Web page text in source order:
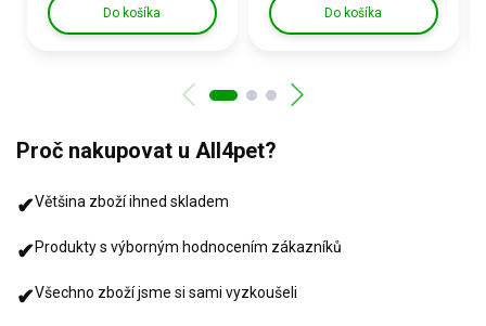
Do košíka Do košíka
Proč nakupovat u All4pet?
✔Většina zboží ihned skladem
✔Produkty s výborným hodnocením zákazníků
✔Všechno zboží jsme si sami vyzkoušeli